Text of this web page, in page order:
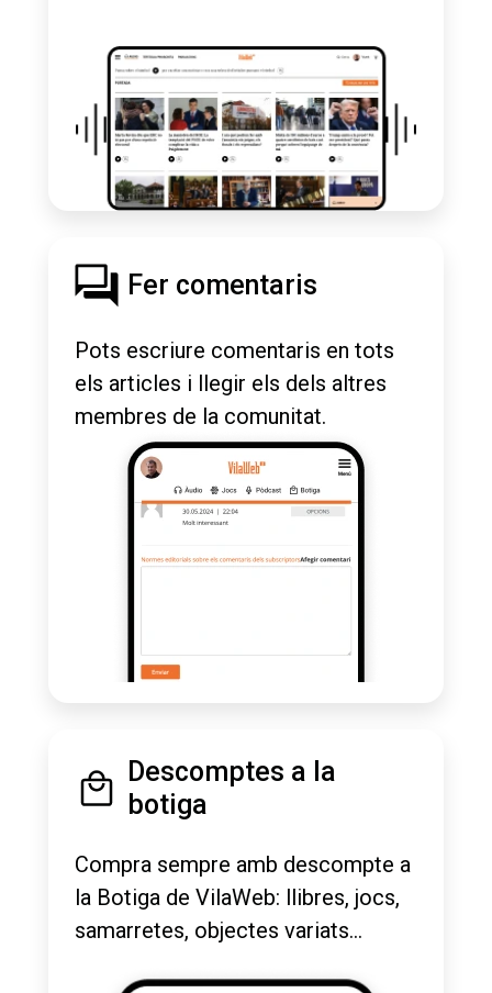
Fer comentaris
Pots escriure comentaris en tots
els articles i llegir els dels altres
membres de la comunitat.
Descomptes a la
botiga
Compra sempre amb descompte a
la Botiga de VilaWeb: llibres, jocs,
samarretes, objectes variats...